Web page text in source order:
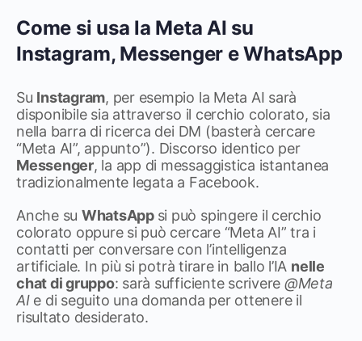
Come si usa la Meta AI su
Instagram, Messenger e WhatsApp
Su Instagram, per esempio la Meta AI sarà
disponibile sia attraverso il cerchio colorato, sia
nella barra di ricerca dei DM (basterà cercare
“Meta AI”, appunto”). Discorso identico per
Messenger, la app di messaggistica istantanea
tradizionalmente legata a Facebook.
Anche su WhatsApp si può spingere il cerchio
colorato oppure si può cercare “Meta AI” tra i
contatti per conversare con l’intelligenza
artificiale. In più si potrà tirare in ballo l’IA nelle
chat di gruppo: sarà sufficiente scrivere @Meta
AI e di seguito una domanda per ottenere il
risultato desiderato.